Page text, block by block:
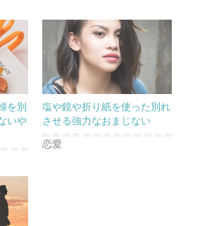
を別
いや
塩や鏡や折り紙を使った別れ
させる強力なおまじない
恋愛